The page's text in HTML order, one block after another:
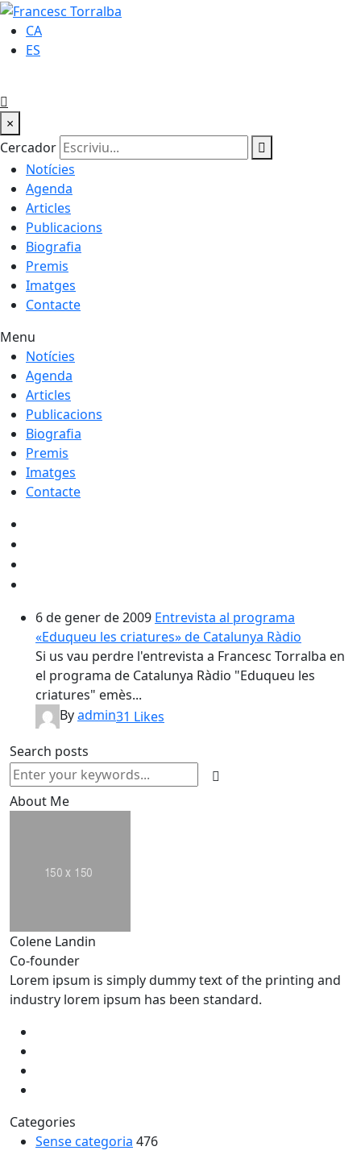
CA
ES
×
Cercador
Notícies
Agenda
Articles
Publicacions
Biografia
Premis
Imatges
Contacte
Menu
Notícies
Agenda
Articles
Publicacions
Biografia
Premis
Imatges
Contacte
6 de gener de 2009 Entrevista al programa
«Eduqueu les criatures» de Catalunya Ràdio
Si us vau perdre l'entrevista a Francesc Torralba en
el programa de Catalunya Ràdio "Eduqueu les
criatures" emès...
Byadmin31 Likes
Search posts
About Me
Colene Landin
Co-founder
Lorem ipsum is simply dummy text of the printing and
industry lorem ipsum has been standard.
Categories
Sense categoria 476